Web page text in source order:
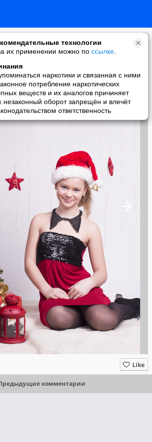
технологии
их применении можно по ссылке
наркотики и связанная с ними
потребление наркотических
веществ и их аналогов причиняет
незаконный оборот запрещён и влечёт
ответственность
Like
комментарии